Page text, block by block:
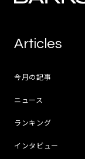
Articles
今月の記事
ニュース
ランキング
インタビュー